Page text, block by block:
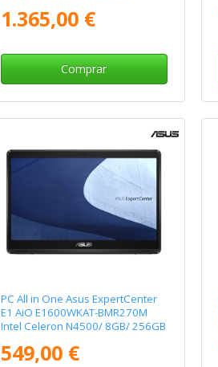
1.365,00 €
Comprar
PC All in One Asus ExpertCenter
E1 AiO E1600WKAT-BMR270M
Intel Celeron N4500/ 8GB/ 256GB
Operativo
549,00 €